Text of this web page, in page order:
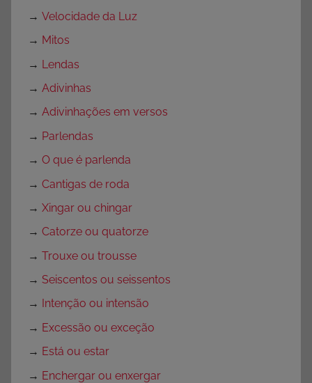
m
c
g
a
→ Velocidade da Luz
→ Mitos
→ Lendas
→ Adivinhas
→ Adivinhações em versos
→ Parlendas
→ O que é parlenda
→ Cantigas de roda
→ Xingar ou chingar
→ Catorze ou quatorze
→ Trouxe ou trousse
→ Seiscentos ou seissentos
→
Intenção ou intensão
→ Excessão ou exceção
→ Está ou estar
→ Enchergar ou enxergar